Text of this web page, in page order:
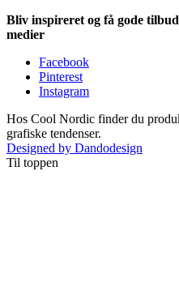
Bliv inspireret og få gode
medier
Facebook
Pinterest
Instagram
Hos Cool Nordic finder du
grafiske tendenser.
Designed by Dandodesign
Til toppen